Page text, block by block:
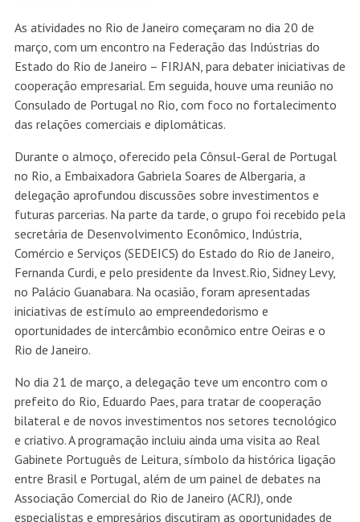
As atividades no Rio de Janeiro começaram no dia 20 de
março, com um encontro na Federação das Indústrias do
Estado do Rio de Janeiro – FIRJAN, para debater iniciativas de
cooperação empresarial. Em seguida, houve uma reunião no
Consulado de Portugal no Rio, com foco no fortalecimento
das relações comerciais e diplomáticas.
Durante o almoço, oferecido pela Cônsul-Geral de Portugal
no Rio, a Embaixadora Gabriela Soares de Albergaria, a
delegação aprofundou discussões sobre investimentos e
futuras parcerias. Na parte da tarde, o grupo foi recebido pela
secretária de Desenvolvimento Econômico, Indústria,
Comércio e Serviços (SEDEICS) do Estado do Rio de Janeiro,
Fernanda Curdi, e pelo presidente da Invest.Rio, Sidney Levy,
no Palácio Guanabara. Na ocasião, foram apresentadas
iniciativas de estímulo ao empreendedorismo e
oportunidades de intercâmbio econômico entre Oeiras e o
Rio de Janeiro.
No dia 21 de março, a delegação teve um encontro com o
prefeito do Rio, Eduardo Paes, para tratar de cooperação
bilateral e de novos investimentos nos setores tecnológico
e criativo. A programação incluiu ainda uma visita ao Real
Gabinete Português de Leitura, símbolo da histórica ligação
entre Brasil e Portugal, além de um painel de debates na
Associação Comercial do Rio de Janeiro (ACRJ), onde
especialistas e empresários discutiram as oportunidades de